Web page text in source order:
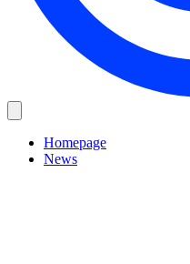
Homepage
News